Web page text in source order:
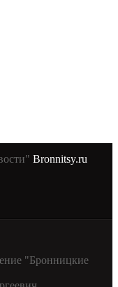
Bronnitsy.ru
"Бронницкие